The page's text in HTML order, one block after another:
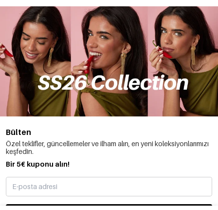
Bülten
Özel teklifler, güncellemeler ve ilham alın, en yeni koleksiyonlarımızı
keşfedin.
Bir 5€ kuponu alın!